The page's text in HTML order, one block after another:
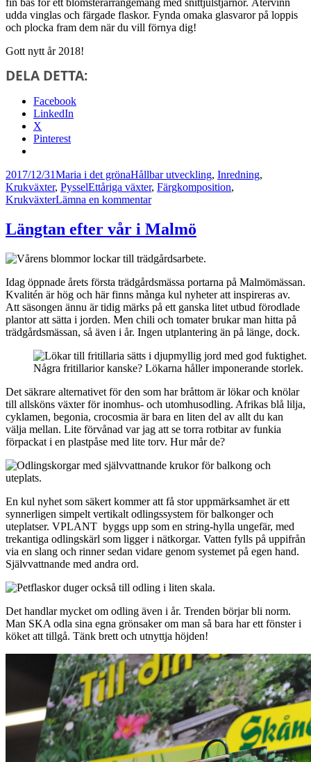
udda vinglas och färgade flaskor. Fynda omaka glasvaror på loppis
och plocka fram dem när du vill förnya dig!
Gott nytt år 2018!
DELA DETTA:
Facebook
LinkedIn
X
Pinterest
Postat
2017/12/31Författare
Maria i det grönaKategorier
Hållbar utveckling, Inredning,
Krukväxter, PysselTaggar
Ettåriga växter, Färgkomposition,
KrukväxterLämna en kommentartill
julstjärnan
till
Längtan efter vår i Malmö
Idag öppnade årets första trädgårdsmässa portarna på Malmömässan.
Kvalitén är hög och här finns många kul nyheter att inspireras av.
Att säsongen ännu är tidig märks på ett ganska litet utbud förodlade
plantor att sätta i jorden. Men chili och tomater brukar man hitta på
trädgårdsmässan, så även i år. Ingen utplantering än på länge, dock.
Några fritillarior kanske? Lökarna håller imponerande storlek.
Det säkrare alternativet för den som har bråttom är lökar och knölar
till allsköns växter för inomhus- och utomhusodling. Afrikas blå lilja,
cyklamen, begonia, crocosmia är bara en liten del av allt du kan
välja mellan. Lite förvånad var jag att se torra rotbitar av funkia
förpackat i en plastpåse med lite torv. Hur mår de?
En kul nyhet som säkert kommer att få stor uppmärksamhet är ett
synnerligen simpelt vertikalt odlingssystem för balkonger och
uteplatser. VPLANT byggs upp som en string-hylla ungefär, med
trekantiga odlingskärl som ligger i nätkorgar. Vatten fylls på uppifrån
via en slang och rinner sedan vidare genom systemet på egen hand.
Självvattnande med andra ord.
Det handlar mycket om odling även i år. Trenden börjar bli norm.
Man SKA odla sina egna grönsaker om man så bara har ett fönster i
köket att tillgå. Tänk brett och utnyttja höjden!